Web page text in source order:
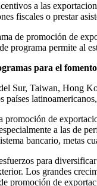
a las
fiscales o prestar
de promoción de
programa permite al
para el
Sur, Taiwan, Hong
de
a las de
bancario, metas
para
Los grandes
promoción de